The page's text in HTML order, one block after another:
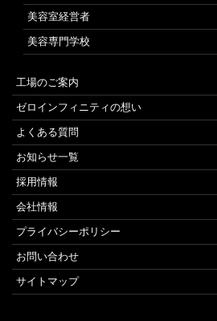
美容室経営者
美容専門学校
工場のご案内
ゼロインフィニティの想い
よくある質問
お知らせ一覧
採用情報
会社情報
プライバシーポリシー
お問い合わせ
サイトマップ